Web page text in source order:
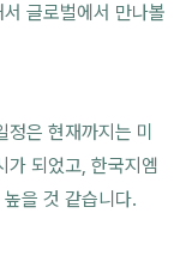
글로벌에서 만나볼
은 현재까지는 미
가 되었고, 한국지엠
을 것 같습니다.